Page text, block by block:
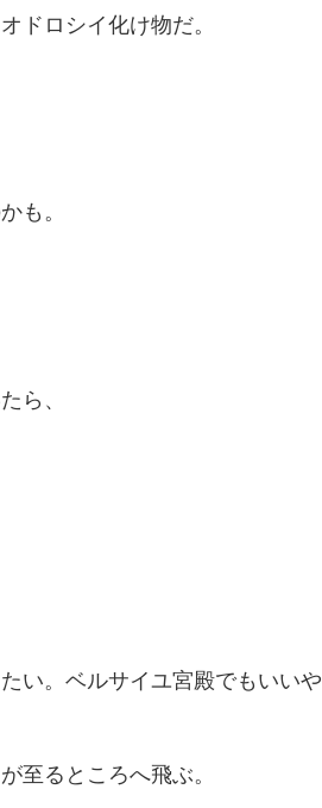
ドロシイ化け物だ。
も。
ら、
い。ベルサイユ宮殿でもいいや
至るところへ飛ぶ。